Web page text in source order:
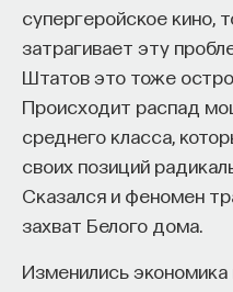
супергеройское кино,
затрагивает эту
Штатов это тоже
Происходит распад
среднего класса,
своих позиций
Сказался и феномен
захват Белого дома.
Изменились экономика